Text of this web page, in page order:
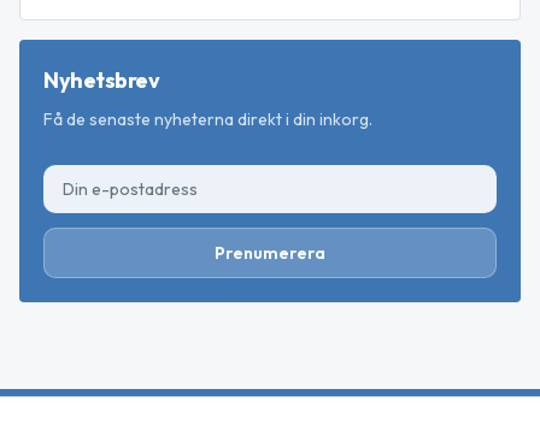
Nyhetsbrev
Få de senaste nyheterna direkt i din inkorg.
Prenumerera